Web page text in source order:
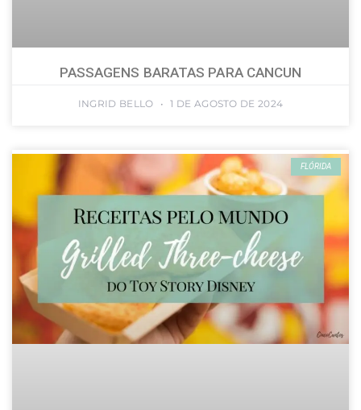
PASSAGENS BARATAS PARA CANCUN
INGRID BELLO 1 DE AGOSTO DE 2024
FLÓRIDA